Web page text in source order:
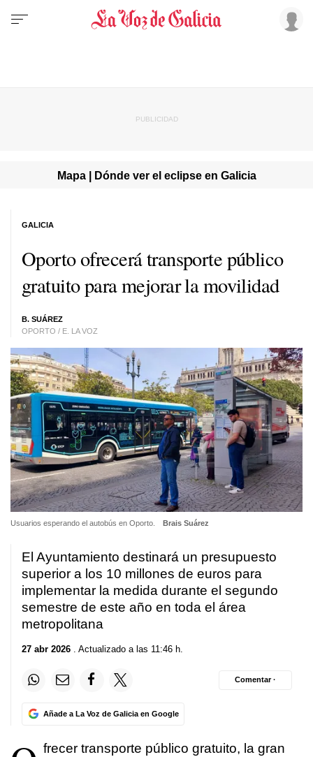
Mapa | Dónde ver el eclipse en Galicia
Oporto ofrecerá transporte público
gratuito para mejorar la movilidad
B. SUÁREZ
OPORTO / E. LA VOZ
GALICIA
Usuarios esperando el autobús en Oporto. Brais Suárez
El Ayuntamiento destinará un presupuesto
superior a los 10 millones de euros para
implementar la medida durante el segundo
semestre de este año en toda el área
metropolitana
27 abr 2026 . Actualizado a las 11:46 h.
Añade a La Voz de Galicia en Google
Comentar ·
frecer transporte público gratuito, la gran